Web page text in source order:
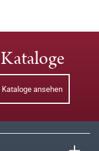
Kataloge
Kataloge ansehen